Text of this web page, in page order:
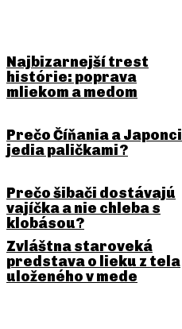
Najbizarnejší trest
histórie: poprava
mliekom a medom
Prečo Číňania a Japonci
jedia paličkami?
Prečo šibači dostávajú
vajíčka a nie chleba s
klobásou?
Zvláštna staroveká
predstava o lieku z tela
uloženého v mede